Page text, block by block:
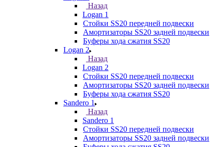
Назад
Logan 1
Стойки SS20 передней подвески
Амортизаторы SS20 задней подвески
Буферы хода сжатия SS20
Logan 2
Назад
Logan 2
Стойки SS20 передней подвески
Амортизаторы SS20 задней подвески
Буферы хода сжатия SS20
Sandero 1
Назад
Sandero 1
Стойки SS20 передней подвески
Амортизаторы SS20 задней подвески